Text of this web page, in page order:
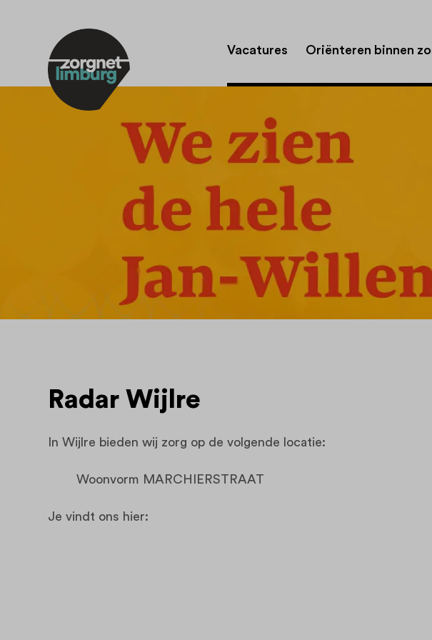
Vacatures Oriënteren binnen
Radar Wijlre
In Wijlre bieden wij zorg op de volgende locatie:
Woonvorm MARCHIERSTRAAT
Je vindt ons hier: